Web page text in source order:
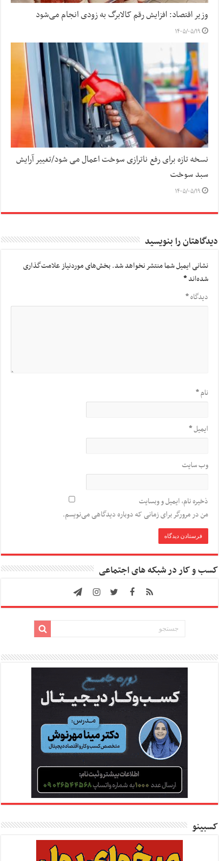
وزیر اقتصاد: افزایش رقم کالابرگ به زودی انجام می‌شود
۱۴۰۵/۰۵/۱۹
نسخه تازه برای رفع ناترازی سوخت اعمال می شود/تغییر آرایش
سبد سوخت
۱۴۰۵/۰۵/۱۹
دیدگاهتان را بنویسید
نشانی ایمیل شما منتشر نخواهد شد.بخش‌های موردنیاز علامت‌گذاری
شده‌اند*
دیدگاه*
نام*
ایمیل*
وب‌ سایت
ذخیره نام، ایمیل و وبسایت
من در مرورگر برای زمانی که دوباره دیدگاهی می‌نویسم.
کسب و کار در شبکه های اجتماعی
کسبینو